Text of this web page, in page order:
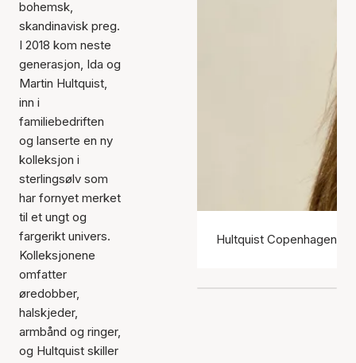
bohemsk,
skandinavisk preg.
I 2018 kom neste
generasjon, Ida og
Martin Hultquist,
inn i
familiebedriften
og lanserte en ny
kolleksjon i
sterlingsølv som
har fornyet merket
til et ungt og
fargerikt univers.
Kolleksjonene
omfatter
øredobber,
halskjeder,
armbånd og ringer,
og Hultquist skiller
Hultquist Copenhagen